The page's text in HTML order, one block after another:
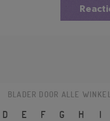
BLADER DOOR ALLE
D E F G H I